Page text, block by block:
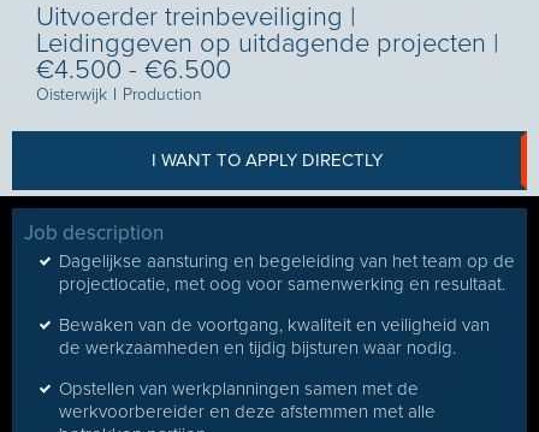
Uitvoerder treinbeveiliging |
Leidinggeven op uitdagende projecten |
€4.500 - €6.500
Oisterwijk I Production
I WANT TO APPLY DIRECTLY
Job description
Dagelijkse aansturing en begeleiding van het team op de
projectlocatie, met oog voor samenwerking en resultaat.
Bewaken van de voortgang, kwaliteit en veiligheid van
de werkzaamheden en tijdig bijsturen waar nodig.
Opstellen van werkplanningen samen met de
werkvoorbereider en deze afstemmen met alle